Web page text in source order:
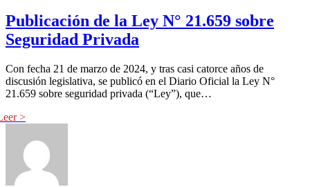
Publicación de la Ley N° 21.659 sobre
Seguridad Privada
Con fecha 21 de marzo de 2024, y tras casi catorce años de
discusión legislativa, se publicó en el Diario Oficial la Ley N°
21.659 sobre seguridad privada (“Ley”), que…